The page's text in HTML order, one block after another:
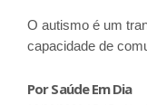
O autismo é um
capacidade de
Por Saúde Em Dia